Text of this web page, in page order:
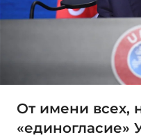
От имени всех,
«единогласие»